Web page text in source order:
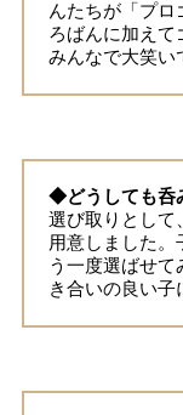
んたちが「プ
ろばんに加えて
みんなで大笑い
◆どうしても呑
選び取りとして
用意しました。
う一度選ばせ
き合いの良い子